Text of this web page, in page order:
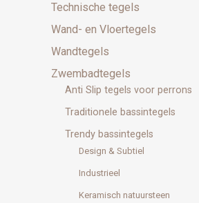
Technische tegels
Wand- en Vloertegels
Wandtegels
Zwembadtegels
Anti Slip tegels voor perrons
Traditionele bassintegels
Trendy bassintegels
Design & Subtiel
Industrieel
Keramisch natuursteen